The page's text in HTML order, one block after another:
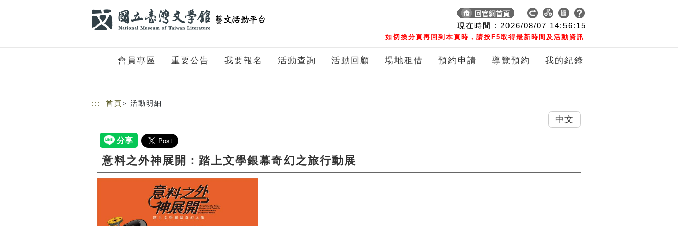
現在時間 : 2026/08/07 14:56:16
如切換分頁再回到本頁時，請按F5取得最新時間及活動資訊
會員專區 重要公告 我要報名 活動查詢 活動回顧 場地租借 預約申請 導覽預約 我的紀錄
::: 首頁 > 活動明細
意料之外神展開：踏上文學銀幕奇幻之旅行動展